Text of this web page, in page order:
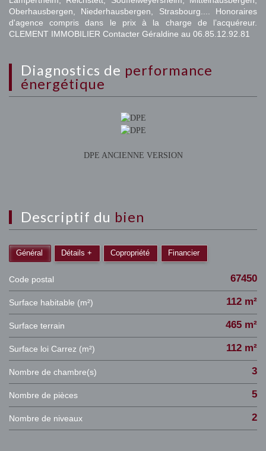
Oberhausbergen, Niederhausbergen, Strasbourg.... Honoraires
d'agence compris dans le prix à la charge de l’acquéreur.
CLEMENT IMMOBILIER Contacter Géraldine au 06.85.12.92.81
diagnostics de performance
énergétique
DPE ANCIENNE VERSION
descriptif du bien
Général Détails + Copropriété Financier
Code postal 67450
Surface habitable (m²) 112 m²
surface terrain 465 m²
Surface loi Carrez (m²) 112 m²
Nombre de chambre(s) 3
Nombre de pièces 5
Nombre de niveaux 2